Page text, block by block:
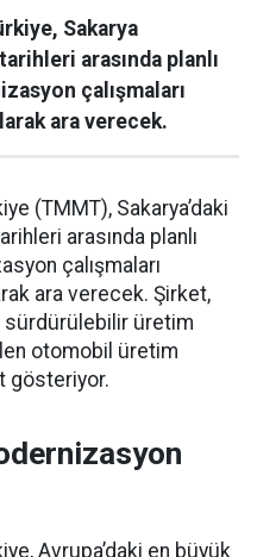
Sakarya
arasında planlı
çalışmaları
ara verecek.
(TMMT), Sakarya’daki
arasında planlı
çalışmaları
ara verecek. Şirket,
sürdürülebilir üretim
otomobil üretim
gösteriyor.
Avrupa’daki en büyük